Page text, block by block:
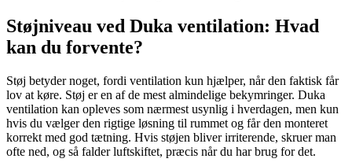
Støjniveau ved Duka ventilation: Hvad
kan du forvente?
Støj betyder noget, fordi ventilation kun hjælper, når den faktisk får
lov at køre. Støj er en af de mest almindelige bekymringer. Duka
ventilation kan opleves som nærmest usynlig i hverdagen, men kun
hvis du vælger den rigtige løsning til rummet og får den monteret
korrekt med god tætning. Hvis støjen bliver irriterende, skruer man
ofte ned, og så falder luftskiftet, præcis når du har brug for det.